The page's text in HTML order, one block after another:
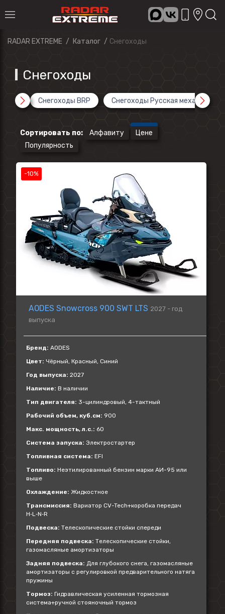
RADAR EXTREME Каталог Снегоходы
Снегоходы
Снегоходы BRP Снегоходы Русская механика
Сортировать по: Алфавиту
Цене
Популярность
-10%
AODES Snowcross 900 SWT LTS 2027 - год
выпуска
Бренд: AODES
Цвет: Чёрный, Красный, Синий
Год выпуска: 2027
Наличие: В наличии
Тип двигателя: 3-цилиндровый, 4-тактный
Рабочий объем, куб.см: 900
Макс. мощность, л.с.: 60
Система запуска: Электростартер
Топливная система: EFI
Топливо: Неэтилированный бензин марки АИ-95 или
выше
Охлаждение: Жидкостное
Трансмиссия: Вариатор CV-Tech+коробка передач
H‑L‑N‑R
Подвеска: Телескопические стойки спереди
Передняя подвеска: Телескопические стойки,
газомасляные амортизаторы
Задняя подвеска: Для глубокого снега, газомасляные
амортизаторы с регулировкой предварительного натяга
пружины
Тормоз: Гидравлическая усиленная тормозная
система+ручной стояночный тормоз